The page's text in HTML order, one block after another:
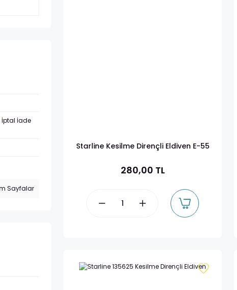
İptal İade
Sayfalar
Starline Kesilme Dirençli Eldiven E-55
280,00 TL